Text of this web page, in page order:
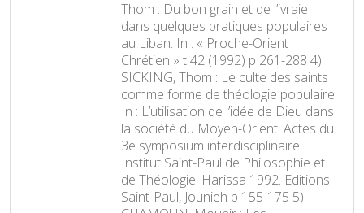
Thom : Du bon grain et de l’ivraie
dans quelques pratiques populaires
au Liban. In : « Proche-Orient
Chrétien » t 42 (1992) p 261-288 4)
SICKING, Thom : Le culte des saints
comme forme de théologie populaire.
In : L’utilisation de l’idée de Dieu dans
la société du Moyen-Orient. Actes du
3e symposium interdisciplinaire.
Institut Saint-Paul de Philosophie et
de Théologie. Harissa 1992. Editions
Saint-Paul, Jounieh p 155-175 5)